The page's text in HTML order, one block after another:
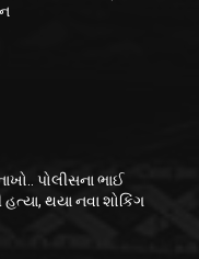
પોલીસના ભાઈ
થયા નવા શોકિંગ